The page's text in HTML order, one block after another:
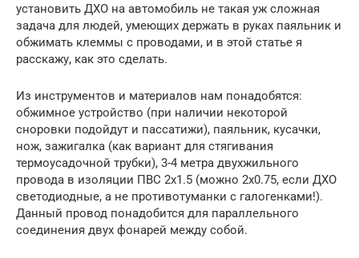
установить ДХО на автомобиль не такая уж сложная
задача для людей, умеющих держать в руках паяльник и
обжимать клеммы с проводами, и в этой статье я
расскажу, как это сделать.
Из инструментов и материалов нам понадобятся:
обжимное устройство (при наличии некоторой
сноровки подойдут и пассатижи), паяльник, кусачки,
нож, зажигалка (как вариант для стягивания
термоусадочной трубки), 3-4 метра двухжильного
провода в изоляции ПВС 2х1.5 (можно 2х0.75, если ДХО
светодиодные, а не противотуманки с галогенками!).
Данный провод понадобится для параллельного
соединения двух фонарей между собой.